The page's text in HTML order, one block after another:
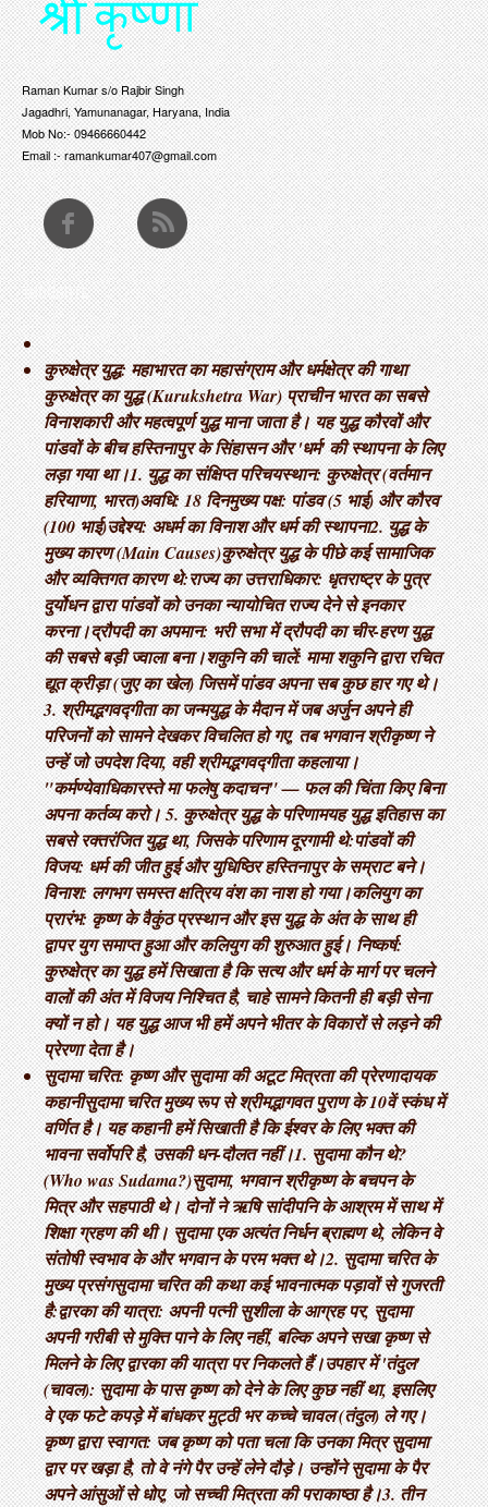
Raman Kumar s/o Rajbir Singh
Jagadhri, Yamunanagar, Haryana, India
Mob No:- 09466660442
Email :- ramankumar407@gmail.com
THOUGHTS
कुरुक्षेत्र युद्ध: महाभारत का महासंग्राम और धर्मक्षेत्र की गाथा ​
कुरुक्षेत्र का युद्ध (Kurukshetra War) प्राचीन भारत का सबसे
विनाशकारी और महत्वपूर्ण युद्ध माना जाता है। यह युद्ध कौरवों और
पांडवों के बीच हस्तिनापुर के सिंहासन और 'धर्म' की स्थापना के लिए
लड़ा गया था। ​1. युद्ध का संक्षिप्त परिचय ​स्थान: कुरुक्षेत्र (वर्तमान
हरियाणा, भारत) ​अवधि: 18 दिन ​मुख्य पक्ष: पांडव (5 भाई) और कौरव
(100 भाई) ​उद्देश्य: अधर्म का विनाश और धर्म की स्थापना ​2. युद्ध के
मुख्य कारण (Main Causes) ​कुरुक्षेत्र युद्ध के पीछे कई सामाजिक
और व्यक्तिगत कारण थे: ​राज्य का उत्तराधिकार: धृतराष्ट्र के पुत्र
दुर्योधन द्वारा पांडवों को उनका न्यायोचित राज्य देने से इनकार
करना। ​द्रौपदी का अपमान: भरी सभा में द्रौपदी का चीर-हरण युद्ध
की सबसे बड़ी ज्वाला बना। ​शकुनि की चालें: मामा शकुनि द्वारा रचित
द्यूत क्रीड़ा (जुए का खेल) जिसमें पांडव अपना सब कुछ हार गए थे। ​
3. श्रीमद्भगवद्गीता का जन्म ​युद्ध के मैदान में जब अर्जुन अपने ही
परिजनों को सामने देखकर विचलित हो गए, तब भगवान श्रीकृष्ण ने
उन्हें जो उपदेश दिया, वही श्रीमद्भगवद्गीता कहलाया। ​
"कर्मण्येवाधिकारस्ते मा फलेषु कदाचन" — फल की चिंता किए बिना
अपना कर्तव्य करो। 5. कुरुक्षेत्र युद्ध के परिणाम ​यह युद्ध इतिहास का
सबसे रक्तरंजित युद्ध था, जिसके परिणाम दूरगामी थे: ​पांडवों की
विजय: धर्म की जीत हुई और युधिष्ठिर हस्तिनापुर के सम्राट बने। ​
विनाश: लगभग समस्त क्षत्रिय वंश का नाश हो गया। ​कलियुग का
प्रारंभ: कृष्ण के वैकुंठ प्रस्थान और इस युद्ध के अंत के साथ ही
द्वापर युग समाप्त हुआ और कलियुग की शुरुआत हुई। निष्कर्ष:
कुरुक्षेत्र का युद्ध हमें सिखाता है कि सत्य और धर्म के मार्ग पर चलने
वालों की अंत में विजय निश्चित है, चाहे सामने कितनी ही बड़ी सेना
क्यों न हो। यह युद्ध आज भी हमें अपने भीतर के विकारों से लड़ने की
प्रेरणा देता है।
सुदामा चरित: कृष्ण और सुदामा की अटूट मित्रता की प्रेरणादायक
कहानी ​सुदामा चरित मुख्य रूप से श्रीमद्भागवत पुराण के 10वें स्कंध में
वर्णित है। यह कहानी हमें सिखाती है कि ईश्वर के लिए भक्त की
भावना सर्वोपरि है, उसकी धन-दौलत नहीं। ​1. सुदामा कौन थे?
(Who was Sudama?) ​सुदामा, भगवान श्रीकृष्ण के बचपन के
मित्र और सहपाठी थे। दोनों ने ऋषि सांदीपनि के आश्रम में साथ में
शिक्षा ग्रहण की थी। सुदामा एक अत्यंत निर्धन ब्राह्मण थे, लेकिन वे
संतोषी स्वभाव के और भगवान के परम भक्त थे। ​2. सुदामा चरित के
मुख्य प्रसंग ​सुदामा चरित की कथा कई भावनात्मक पड़ावों से गुजरती
है: ​द्वारका की यात्रा: अपनी पत्नी सुशीला के आग्रह पर, सुदामा
अपनी गरीबी से मुक्ति पाने के लिए नहीं, बल्कि अपने सखा कृष्ण से
मिलने के लिए द्वारका की यात्रा पर निकलते हैं। ​उपहार में 'तंदुल'
(चावल): सुदामा के पास कृष्ण को देने के लिए कुछ नहीं था, इसलिए
वे एक फटे कपड़े में बांधकर मुट्ठी भर कच्चे चावल (तंदुल) ले गए। ​
कृष्ण द्वारा स्वागत: जब कृष्ण को पता चला कि उनका मित्र सुदामा
द्वार पर खड़ा है, तो वे नंगे पैर उन्हें लेने दौड़े। उन्होंने सुदामा के पैर
अपने आंसुओं से धोए, जो सच्ची मित्रता की पराकाष्ठा है। ​3. तीन